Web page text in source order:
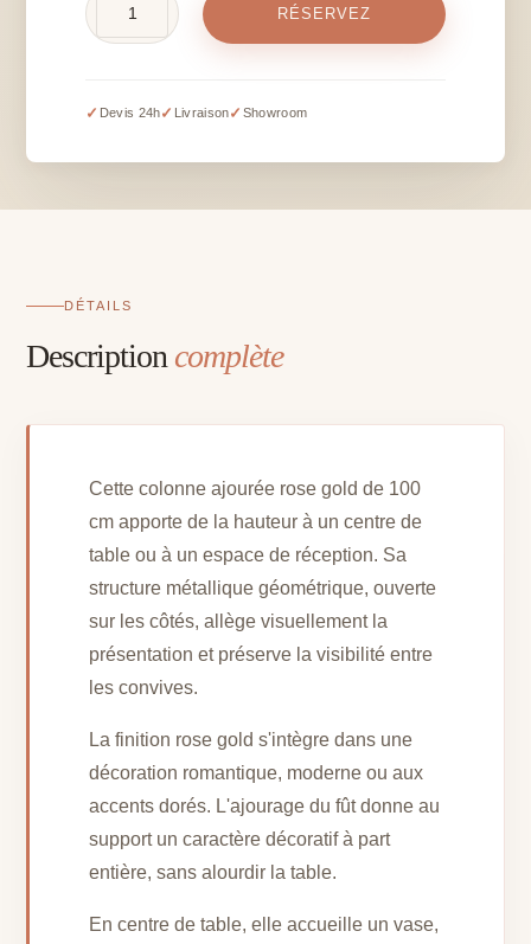
rose
–
RÉSERVEZ
✓ Devis 24h✓ Livraison✓ Showroom
DÉTAILS
Descriptioncomplète
Cette colonne ajourée rose gold de 100
cm apporte de la hauteur à un centre de
table ou à un espace de réception. Sa
structure métallique géométrique, ouverte
sur les côtés, allège visuellement la
présentation et préserve la visibilité entre
les convives.
La finition rose gold s'intègre dans une
décoration romantique, moderne ou aux
accents dorés. L'ajourage du fût donne au
support un caractère décoratif à part
entière, sans alourdir la table.
En centre de table, elle accueille un vase,